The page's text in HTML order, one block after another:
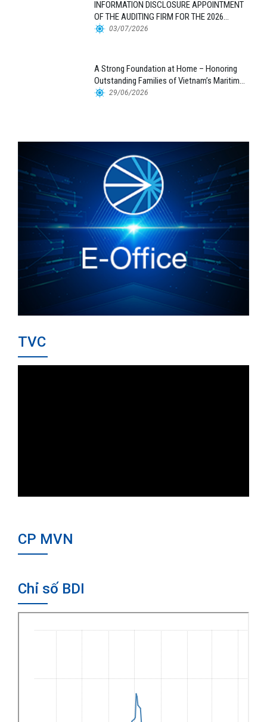
INFORMATION DISCLOSURE APPOINTMENT
OF THE AUDITING FIRM FOR THE 2026
FINANCIAL STATEMENTS
03/07/2026
A Strong Foundation at Home – Honoring
Outstanding Families of Vietnam’s Maritime
Workforce
29/06/2026
TVC
CP MVN
Chỉ số BDI